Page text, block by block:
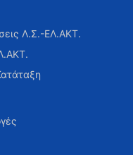
Λ.Σ.-ΕΛ.ΑΚΤ.